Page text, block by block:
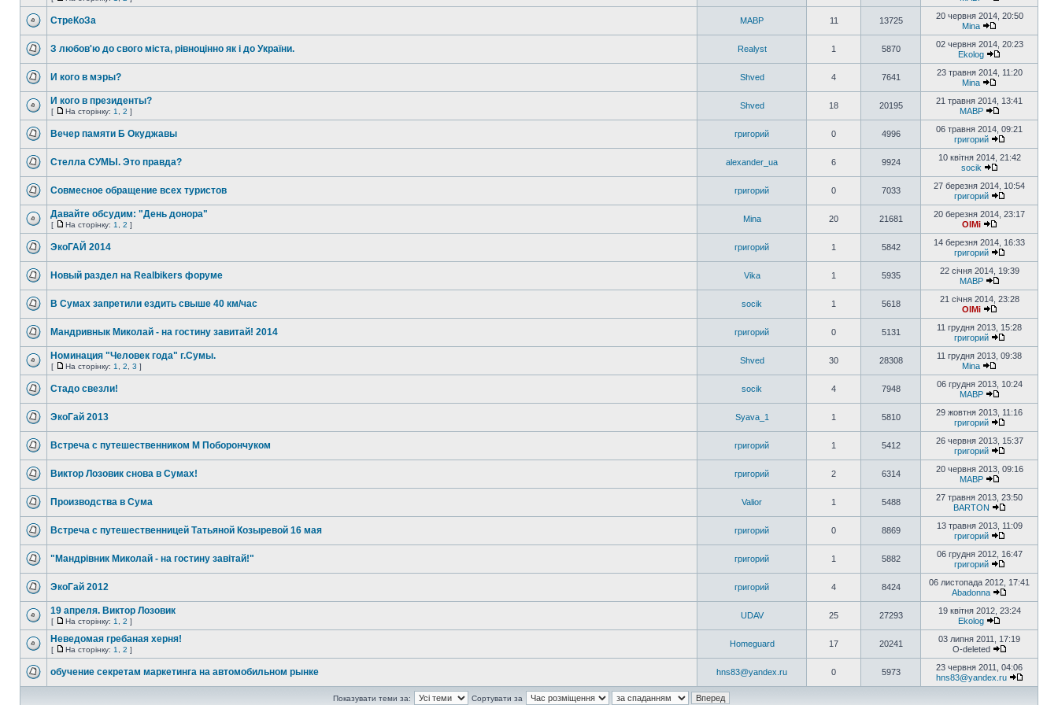
СтреКоЗа MABP 11 13725
20 червня 2014, 20:50
Mina
З любов'ю до свого міста, рівноцінно як і до України. Realyst 1 5870
02 червня 2014, 20:23
Ekolog
И кого в мэры? Shved 4 7641
23 травня 2014, 11:20
Mina
И кого в президенты?
[ На сторінку: 1 2 ]
Shved 18 20195
21 травня 2014, 13:41
MABP
Вечер памяти Б Окуджавы григорий 0 4996
06 травня 2014, 09:21
григорий
Стелла СУМЫ. Это правда? alexander_ua 6 9924
10 квітня 2014, 21:42
socik
Совмесное обращение всех туристов григорий 0 7033
27 березня 2014, 10:54
григорий
Давайте обсудим: "День донора"
[ На сторінку: 1 2 ]
Mina 20 21681
20 березня 2014, 23:17
OlMi
ЭкоГАЙ 2014 григорий 1 5842
14 березня 2014, 16:33
григорий
Новый раздел на Realbikers форуме Vika 1 5935
22 січня 2014, 19:39
MABP
В Сумах запретили ездить свыше 40 км/час socik 1 5618
21 січня 2014, 23:28
OlMi
Мандривнык Миколай - на гостину завитай! 2014 григорий 0 5131
11 грудня 2013, 15:28
григорий
Номинация "Человек года" г.Сумы.
[ На сторінку: 1 2 3 ]
Shved 30 28308
11 грудня 2013, 09:38
Mina
Стадо свезли! socik 4 7948
06 грудня 2013, 10:24
MABP
ЭкоГай 2013 Syava_1 1 5810
29 жовтня 2013, 11:16
григорий
Встреча с путешественником М Поборончуком григорий 1 5412
26 червня 2013, 15:37
григорий
Виктор Лозовик снова в Сумах! григорий 2 6314
20 червня 2013, 09:16
MABP
Производства в Сума Valior 1 5488
27 травня 2013, 23:50
BARTON
Встреча с путешественницей Татьяной Козыревой 16 мая григорий 0 8869
13 травня 2013, 11:09
григорий
"Мандрівник Миколай - на гостину завітай!" григорий 1 5882
06 грудня 2012, 16:47
григорий
ЭкоГай 2012 григорий 4 8424
06 листопада 2012, 17:41
Abadonna
19 апреля. Виктор Лозовик
[ На сторінку: 1 2 ]
UDAV 25 27293
19 квітня 2012, 23:24
Ekolog
Неведомая гребаная херня!
[ На сторінку: 1 2 ]
Homeguard 17 20241
03 липня 2011, 17:19
O-deleted
обучение секретам маркетинга на автомобильном рынке hns83@yandex.ru 0 5973
23 червня 2011, 04:06
hns83@yandex.ru
Показувати теми за: Сортувати за